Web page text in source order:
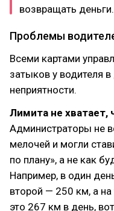
возвращать деньги.
Проблемы
Всеми картами
затыков у водителя
неприятности.
Лимита не хватает,
Администраторы не
мелочей и могли
по плану», а не как
Например, в один
второй — 250 км, а
это 267 км в день,